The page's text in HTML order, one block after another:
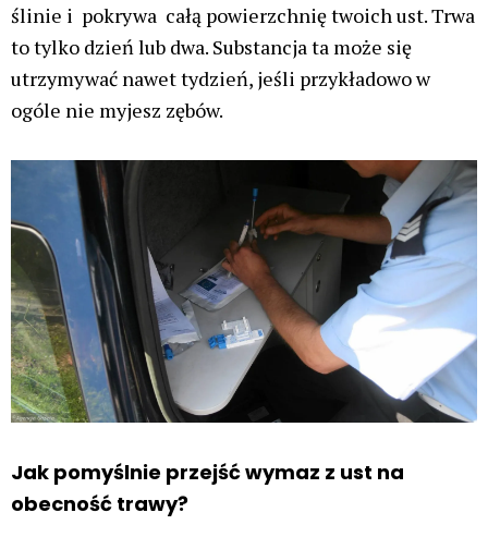
ślinie i pokrywa całą powierzchnię twoich ust. Trwa
to tylko dzień lub dwa. Substancja ta może się
utrzymywać nawet tydzień, jeśli przykładowo w
ogóle nie myjesz zębów.
Jak pomyślnie przejść wymaz z ust na
obecność trawy?